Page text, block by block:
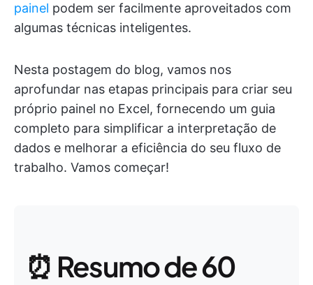
painel podem ser facilmente aproveitados com
algumas técnicas inteligentes.
Nesta postagem do blog, vamos nos
aprofundar nas etapas principais para criar seu
próprio painel no Excel, fornecendo um guia
completo para simplificar a interpretação de
dados e melhorar a eficiência do seu fluxo de
trabalho. Vamos começar!
⏰ Resumo de 60